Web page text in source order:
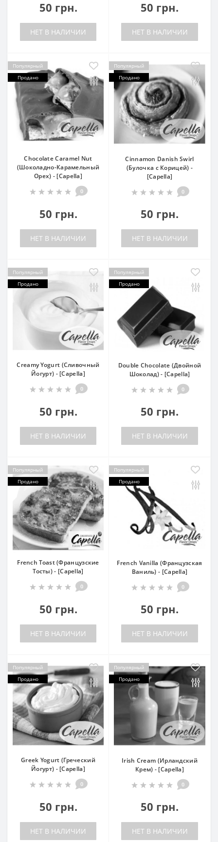
50 грн.
НЕТ В НАЛИЧИИ
50 грн.
НЕТ В НАЛИЧИИ
Популярный
Продано
Chocolate Caramel Nut
(Шоколадно-Карамельный
Орех) - [Capella]
0
50 грн.
НЕТ В НАЛИЧИИ
Популярный
Продано
Cinnamon Danish Swirl
(Булочка с Корицей) -
[Capella]
0
50 грн.
НЕТ В НАЛИЧИИ
Популярный
Продано
Creamy Yogurt (Сливочный
Йогурт) - [Capella]
0
50 грн.
НЕТ В НАЛИЧИИ
Популярный
Продано
Double Chocolate (Двойной
Шоколад) - [Capella]
0
50 грн.
НЕТ В НАЛИЧИИ
Популярный
Продано
French Toast (Французские
Тосты) - [Capella]
0
50 грн.
НЕТ В НАЛИЧИИ
Популярный
Продано
French Vanilla (Французская
Ваниль) - [Capella]
0
50 грн.
НЕТ В НАЛИЧИИ
Популярный
Продано
Greek Yogurt (Греческий
Йогурт) - [Capella]
0
50 грн.
НЕТ В НАЛИЧИИ
Популярный
Продано
Irish Cream (Ирландский
Крем) - [Capella]
0
50 грн.
НЕТ В НАЛИЧИИ